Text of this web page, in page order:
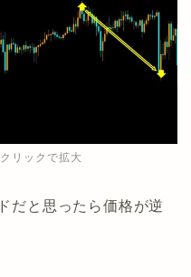
リックで拡大
だと思ったら価格が逆